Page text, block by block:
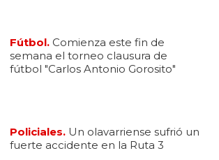
Fútbol. Comienza este fin de
semana el torneo clausura de
fútbol "Carlos Antonio Gorosito"
Policiales. Un olavarriense sufrió un
fuerte accidente en la Ruta 3